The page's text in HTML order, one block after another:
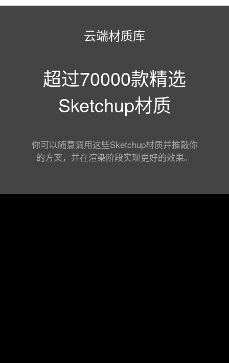
云端材质库
超过70000款精选
Sketchup材质
你可以随意调用这些Sketchup材质并推敲你
的方案，并在渲染阶段实现更好的效果。